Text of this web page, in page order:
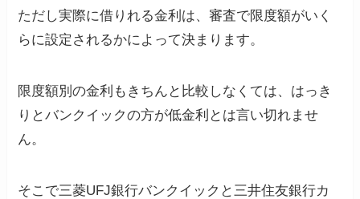
ただし実際に借りれる金利は、審査で限度額がいく
らに設定されるかによって決まります。
限度額別の金利もきちんと比較しなくては、はっき
りとバンクイックの方が低金利とは言い切れませ
ん。
そこで三菱UFJ銀行バンクイックと三井住友銀行カ